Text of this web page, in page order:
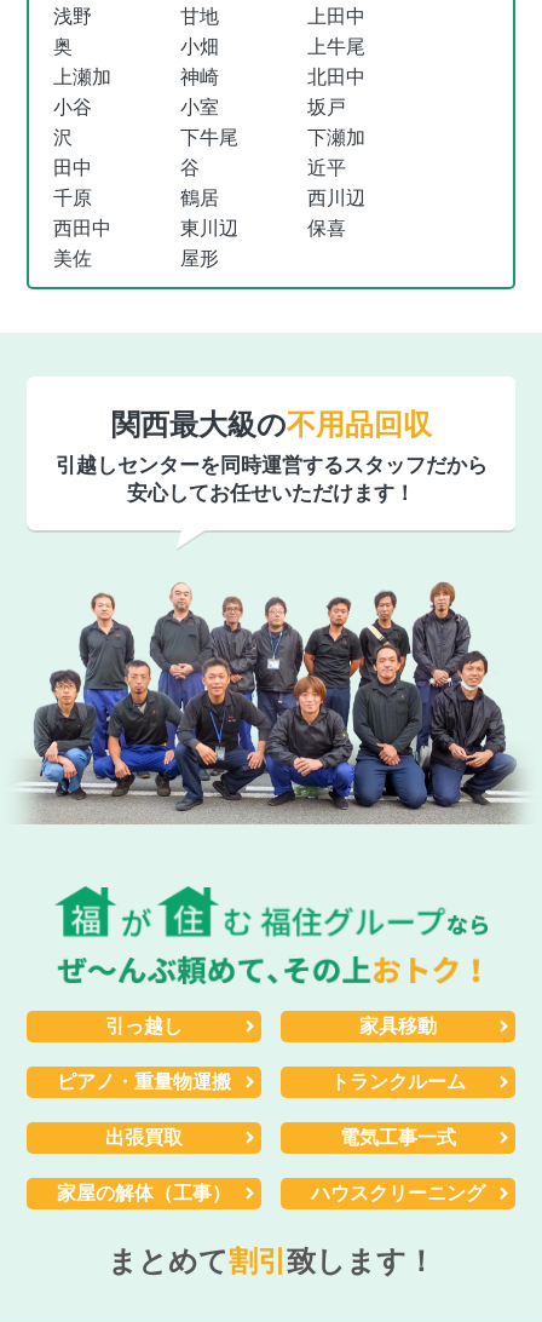
浅野 甘地
上田中
奥
小畑
上牛尾
上瀬加
神崎
北田中
小谷
小室
坂戸
沢
下牛尾
下瀬加
田中
谷
近平
千原
鶴居
西川辺
西田中
東川辺
保喜
美佐
屋形
関西最大級の不用品回収
引越しセンターを同時運営するスタッフだから
安心してお任せいただけます！
引っ越し 家具移動
ピアノ・重量物運搬 トランクルーム
出張買取 電気工事一式
家屋の解体（工事） ハウスクリーニング
まとめて割引 致します！